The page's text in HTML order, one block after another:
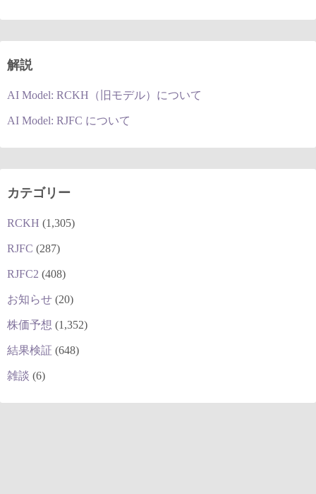
解説
AI Model: RCKH（旧モデル）について
AI Model: RJFC について
カテゴリー
RCKH (1,305)
RJFC (287)
RJFC2 (408)
お知らせ (20)
株価予想 (1,352)
結果検証 (648)
雑談 (6)